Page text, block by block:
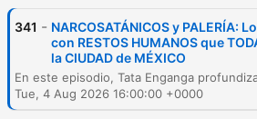
341 - NARCOSATÁNICOS y PALERÍA:
con RESTOS HUMANOS que
la CIUDAD de MÉXICO
Tue, 4 Aug 2026 16:00:00 +0000